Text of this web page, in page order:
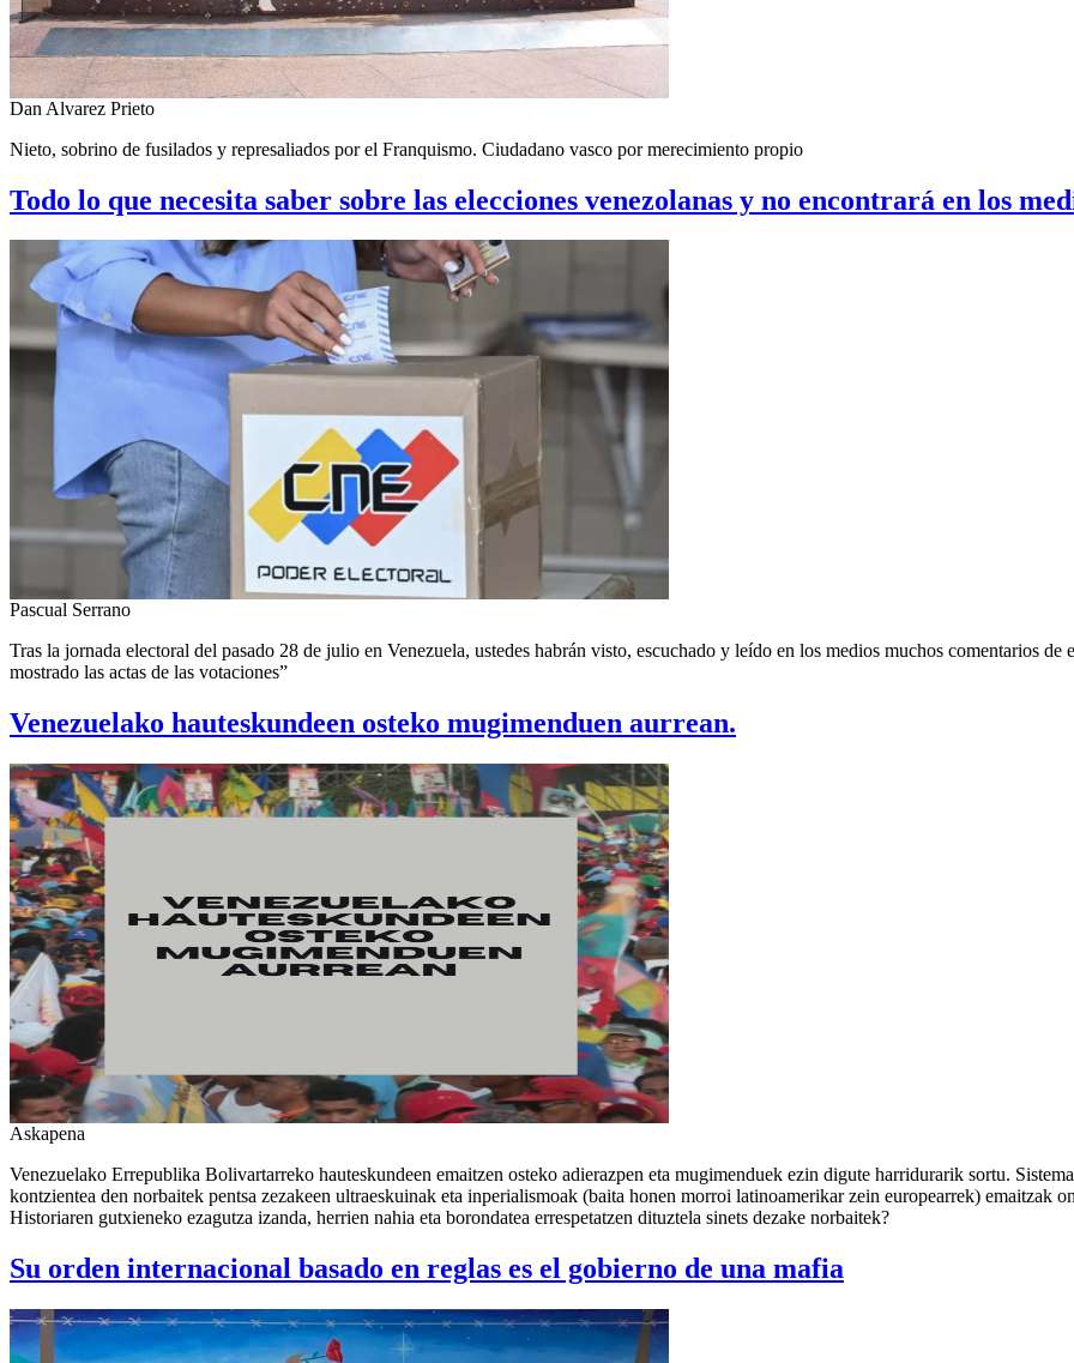
Dan Alvarez Prieto
Nieto, sobrino de fusilados y represaliados por el Franquismo. Ciudadano vasco por merecimiento propio
Todo lo que necesita saber sobre las elecciones venezolanas y no encontrará en los
Pascual Serrano
Tras la jornada electoral del pasado 28 de julio en Venezuela, ustedes habrán visto, escuchado y leído en los medios muchos comentarios
mostrado las actas de las votaciones”
Venezuelako hauteskundeen osteko mugimenduen aurrean.
Askapena
Venezuelako Errepublika Bolivartarreko hauteskundeen emaitzen osteko adierazpen eta mugimenduek ezin digute harridurarik sortu.
kontzientea den norbaitek pentsa zezakeen ultraeskuinak eta inperialismoak (baita honen morroi latinoamerikar zein europearrek) emaitzak
Historiaren gutxieneko ezagutza izanda, herrien nahia eta borondatea errespetatzen dituztela sinets dezake norbaitek?
Su orden internacional basado en reglas es el gobierno de una mafia